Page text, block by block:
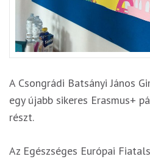
A Csongrádi Batsányi János
egy újabb sikeres Erasmus+
részt.
Az Egészséges Európai